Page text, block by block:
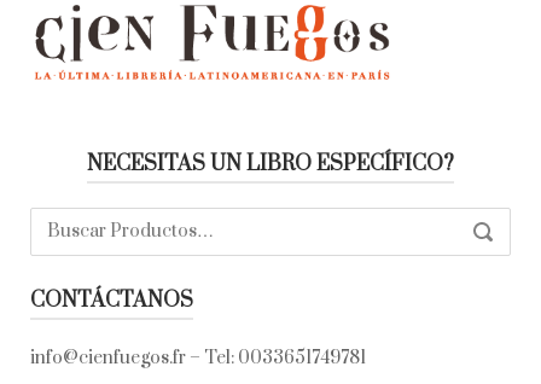
NECESITAS UN LIBRO ESPECÍFICO?
Buscar:
CONTÁCTANOS
info@cienfuegos.fr – Tel: 0033651749781